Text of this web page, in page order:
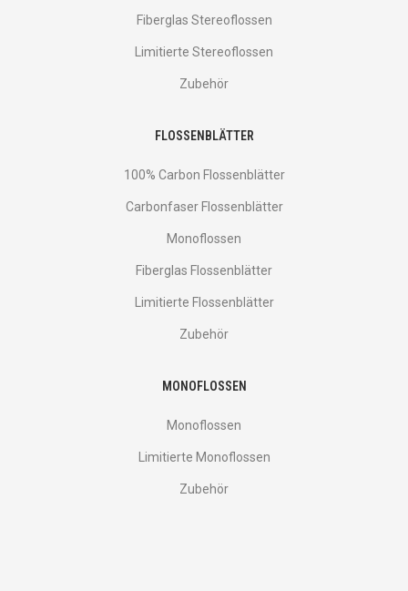
Fiberglas Stereoflossen
Limitierte Stereoflossen
Zubehör
FLOSSENBLÄTTER
100% Carbon Flossenblätter
Carbonfaser Flossenblätter
Monoflossen
Fiberglas Flossenblätter
Limitierte Flossenblätter
Zubehör
MONOFLOSSEN
Monoflossen
Limitierte Monoflossen
Zubehör